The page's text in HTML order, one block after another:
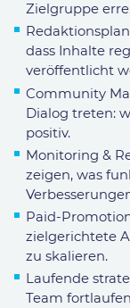
Zielgruppe
dass Inhalte
veröffentlicht
Community
Dialog treten:
positiv.
Monitoring &
zeigen, was
Paid-
zielgerichtete
zu skalieren.
Laufende
Team